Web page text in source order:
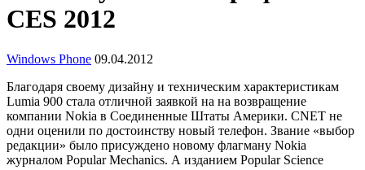
CES 2012
Windows Phone 09.04.2012
Благодаря своему дизайну и техническим характеристикам
Lumia 900 стала отличной заявкой на на возвращение
компании Nokia в Соединенные Штаты Америки. CNET не
одни оценили по достоинству новый телефон. Звание «выбор
редакции» было присуждено новому флагману Nokia
журналом Popular Mechanics. А изданием Popular Science